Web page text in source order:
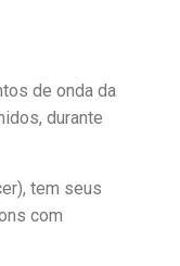
de onda da
durante
tem seus
com